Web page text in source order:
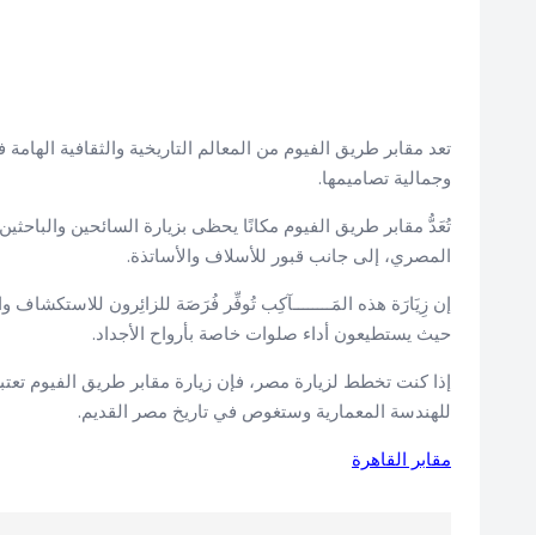
تعد مقابر طريق الفيوم من المعالم التاريخية والثقافية
وجمالية تصاميمها.
تُعَدُّ مقابر طريق الفيوم مكانًا يحظى بزيارة السائحين
المصري، إلى جانب قبور للأسلاف والأساتذة.
إن زِیَارَة هذه المَــــــــآكِب تُوفِّر فُرَصَة للزائِرون للاستكشاف
حیث یستطیعون أداء صلوات خاصة بأرواح الأجداد.
إذا كنت تخطط لزیارة مصر، فإن زيارة مقابر طريق الفيوم
للهندسة المعمارية وستغوص في تاريخ مصر القديم.
مقابر القاهرة